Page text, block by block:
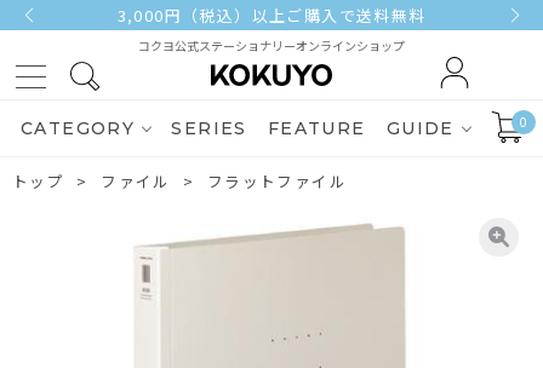
3,000円（税込）以上ご購入で送料無料
コクヨ公式ステーショナリーオンラインショップ
CATEGORY SERIES FEATURE GUIDE 0
トップ ファイル フラットファイル